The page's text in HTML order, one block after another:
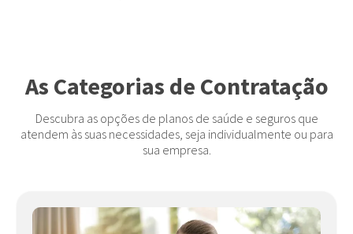
As Categorias de Contratação
Descubra as opções de planos de saúde e seguros que
atendem às suas necessidades, seja individualmente ou para
sua empresa.